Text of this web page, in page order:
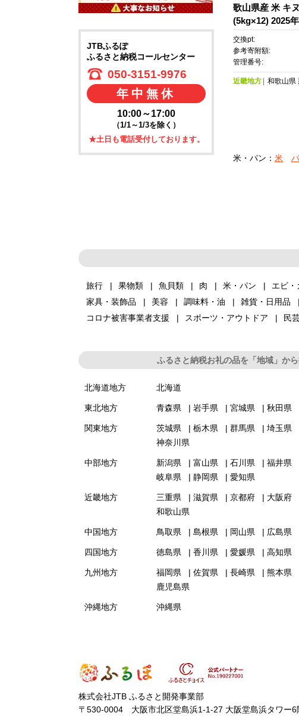
歌山県産 米 キ
(5kg×12) 2025年
交換pt:
参考寄附額:
管理番号:
近畿地方 和歌山県
米・パン： 米
JTBふるぽ
ふるさと納税コールセンター
050-3151-9976
年中無休
10:00～17:00
（1/1～1/3を除く）
★土日も電話受付しております。
旅行 果物類 魚貝類 肉 米・パン エビ・
家具・装飾品
美容 調味料・油 雑貨・日用品
コロナ被害事業者支援
スポーツ・アウトドア 民
ふるさと納税お礼の品を「地域」か
北海道地方 北海道
東北地方 青森県 岩手県 宮城県 秋田県
関東地方 茨城県 栃木県 群馬県 埼玉県
神奈川県
中部地方 新潟県 富山県 石川県 福井県
岐阜県
静岡県 愛知県
近畿地方 三重県 滋賀県 京都府 大阪府
和歌山県
中国地方 鳥取県 島根県 岡山県 広島県
四国地方 徳島県 香川県 愛媛県 高知県
九州地方 福岡県 佐賀県 長崎県 熊本県
鹿児島県
沖縄地方 沖縄県
株式会社JTB ふるさと開発事業部
〒530-0004 大阪市北区堂島浜1-1-27 大阪堂島浜タワー6